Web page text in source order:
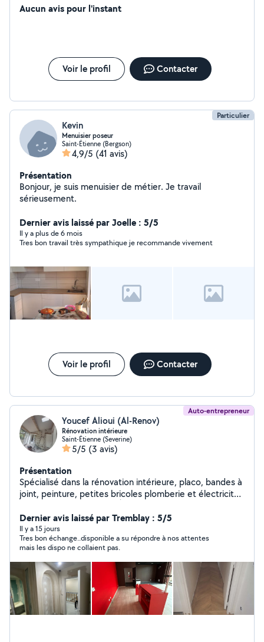
Aucun avis pour l'instant
Voir le profil Contacter
Particulier
Kevin
Menuisier poseur
Saint-Étienne (Bergson)
4,9/5 (41 avis)
Présentation
Bonjour, je suis menuisier de métier. Je travail
sérieusement.
Dernier avis laissé par Joelle : 5/5
Il y a plus de 6 mois
Tres bon travail très sympathique je recommande vivement
Voir le profil Contacter
Auto-entrepreneur
Youcef Alioui (Al-Renov)
Rénovation intérieure
Saint-Étienne (Severine)
5/5 (3 avis)
Présentation
Spécialisé dans la rénovation intérieure, placo, bandes à
joint, peinture, petites bricoles plomberie et électricité,
devis gratuit.
Dernier avis laissé par Tremblay : 5/5
Il y a 15 jours
Tres bon échange..disponible a su répondre à nos attentes
mais les dispo ne collaient pas.